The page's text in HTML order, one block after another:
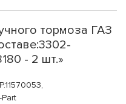
тормоза ГАЗ
- 2 шт.»
Part